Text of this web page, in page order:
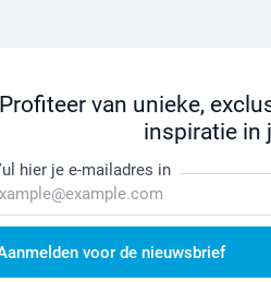
Profiteer van unieke,
inspiratie in
hier je e-mailadres in
voor de nieuwsbrief